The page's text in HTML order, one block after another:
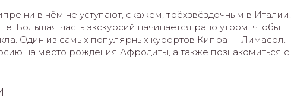
ни в чём не уступают, скажем, трёхзвёздочным в Италии.
Большая часть экскурсий начинается рано утром, чтобы
Один из самых популярных курортов Кипра — Лимасол.
на место рождения Афродиты, а также познакомиться с